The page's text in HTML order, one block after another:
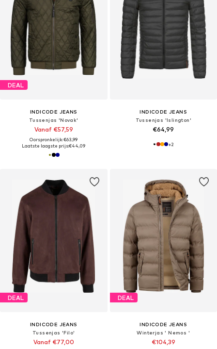
DEAL
INDICODE JEANS
Tussenjas 'Novak'
Vanaf €57,59
Oorspronkelijk: €63,99
Laatste laagste prijs:€44,09
INDICODE JEANS
Tussenjas 'Islington'
€64,99
+2
DEAL
INDICODE JEANS
Tussenjas 'Filo'
Vanaf €77,00
DEAL
INDICODE JEANS
Winterjas ' Nemos '
€104,39